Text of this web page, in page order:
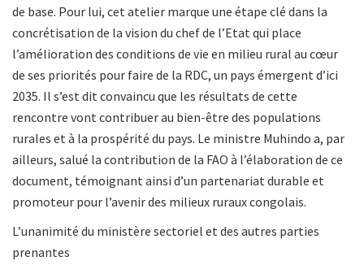
de base. Pour lui, cet atelier marque une étape clé dans la
concrétisation de la vision du chef de l’Etat qui place
l’amélioration des conditions de vie en milieu rural au cœur
de ses priorités pour faire de la RDC, un pays émergent d’ici
2035. Il s’est dit convaincu que les résultats de cette
rencontre vont contribuer au bien-être des populations
rurales et à la prospérité du pays. Le ministre Muhindo a, par
ailleurs, salué la contribution de la FAO à l’élaboration de ce
document, témoignant ainsi d’un partenariat durable et
promoteur pour l’avenir des milieux ruraux congolais.
L’unanimité du ministère sectoriel et des autres parties
prenantes